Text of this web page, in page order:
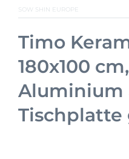
SOW SHIN EUROPE
Timo
180x100
Aluminium
Tischplatte